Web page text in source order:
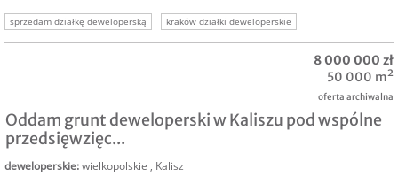
sprzedam działkę deweloperską
kraków działki deweloperskie
grunt dla dewelopera
kraków działka deweloperska
okolice krakowa
Oddam grunt deweloperski w Kaliszu pod wspólne
przedsięwzięc...
deweloperskie:wielkopolskie , Kalisz
8 000 000 zł
50 000 m²
oferta archiwalna